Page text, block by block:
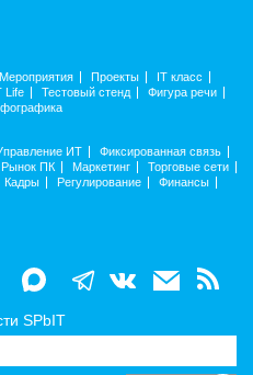
Мероприятия Проекты
IT класс
Life Тестовый стенд
Фигура речи
ИТ
Фиксированная связь
Рынок ПК Маркетинг
Торговые сети
Кадры Регулирование
Финансы
SPbIT